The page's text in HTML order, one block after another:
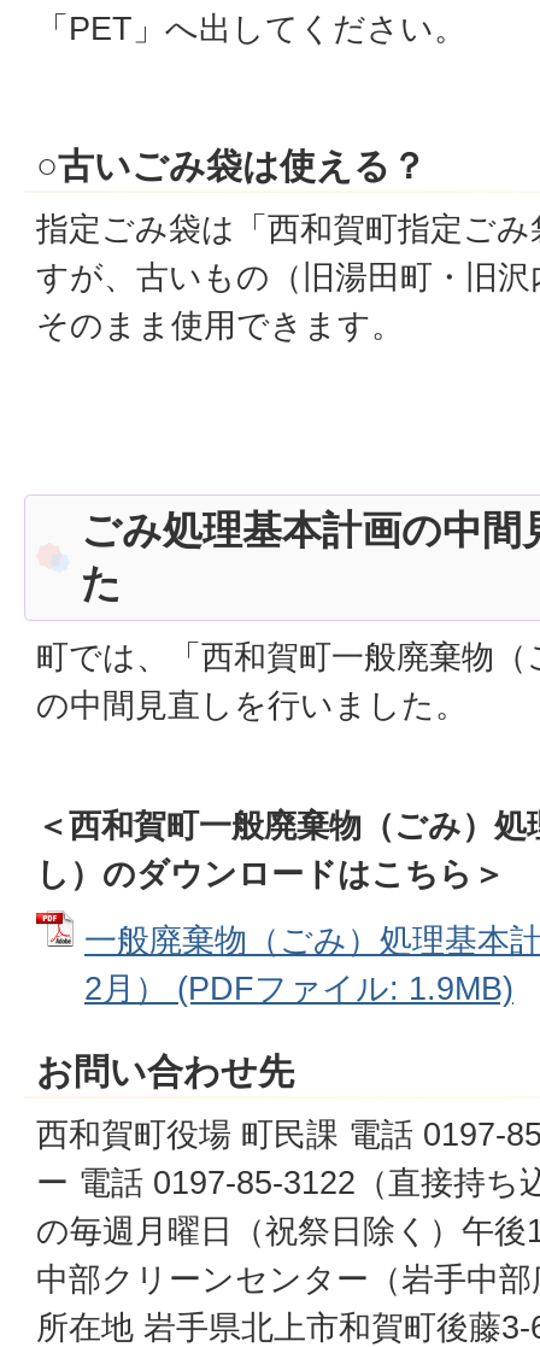
「PET」へ出してください。
○古いごみ袋は使える？
指定ごみ袋は「西和賀町指定ご
すが、古いもの（旧湯田町・旧
そのまま使用できます。
ごみ処理基本計画の中
た
町では、「西和賀町一般廃棄物
の中間見直しを行いました。
＜西和賀町一般廃棄物（ごみ）
し）のダウンロードはこちら ＞
一般廃棄物（ごみ）処理基本
2月） (PDFファイル: 1.9MB)
お問い合わせ先
西和賀町役場 町民課 電話 0197-
ー 電話 0197-85-3122（直接持ち
の毎週月曜日（祝祭日除く）午
中部クリーンセンター（岩手中
所在地 岩手県北上市和賀町後藤